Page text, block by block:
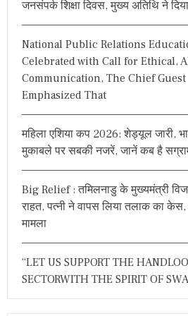
जनसंपर्क शिक्षा दिवस, मुख्य अतिथि ने
National Public Relations
Celebrated with Call for Ethical,
Communication, The Chief Guest
Emphasized That
महिला एशिया कप 2026: शेड्यूल जारी,
मुकाबले पर सबकी नजरें, जानें कब है
Big Relief : तमिलनाडु के मुख्यमंत्री
राहत, पत्नी ने वापस लिया तलाक का केस,
मामला
“LET US SUPPORT THE
SECTORWITH THE SPIRIT OF